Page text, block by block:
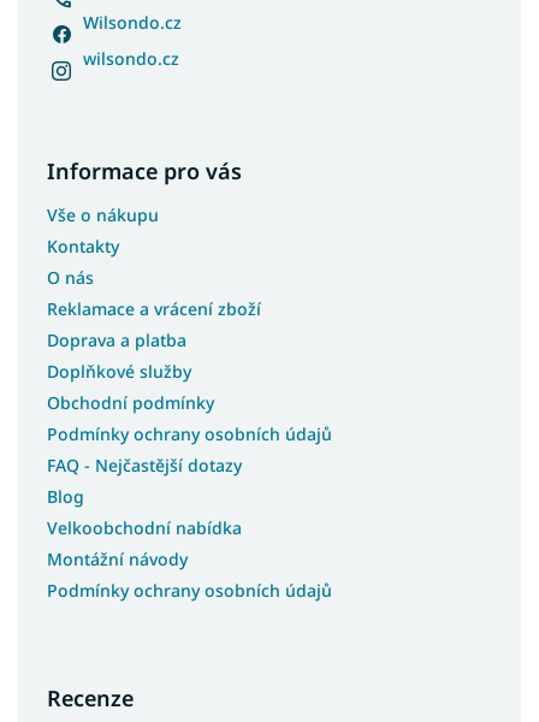
Wilsondo.cz
wilsondo.cz
Informace pro vás
Vše o nákupu
Kontakty
O nás
Reklamace a vrácení zboží
Doprava a platba
Doplňkové služby
Obchodní podmínky
Podmínky ochrany osobních údajů
FAQ - Nejčastější dotazy
Blog
Velkoobchodní nabídka
Montážní návody
Podmínky ochrany osobních údajů
Recenze